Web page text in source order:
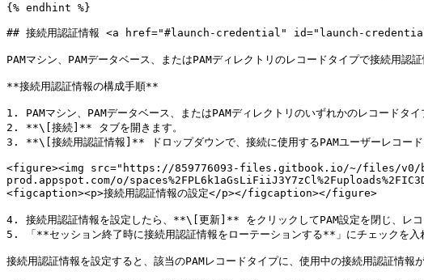
{% endhint %}
## 接続用認証情報 <a href="#launch-credential" id="launch-
PAMマシン、PAMデータベース、またはPAMディレクトリのレコードタイプで接続用
**接続用認証情報の構成手順**
1. PAMマシン、PAMデータベース、またはPAMディレクトリのいずれかのレコード
2. **\[接続]** タブを開きます。
3. **\[接続用認証情報]** ドロップダウンで、接続に使用するPAMユーザーレコード
<figure><img src="https://859776093-files.gitbook.io/~/files/v0/
prod.appspot.com/o/
<figcaption><p>接続用認証情報の設定</p></figcaption></figure>
4. 接続用認証情報を設定したら、**\[更新]** をクリックしてPAM設定を閉じ、レコ
5. 「**セッション終了時に接続用認証情報をローテーションする**」にチェックを入
接続用認証情報を設定すると、該当のPAMレコードタイプに、使用中の接続用認証情報